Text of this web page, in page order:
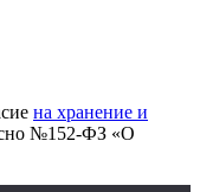
на хранение и
№152-ФЗ «О